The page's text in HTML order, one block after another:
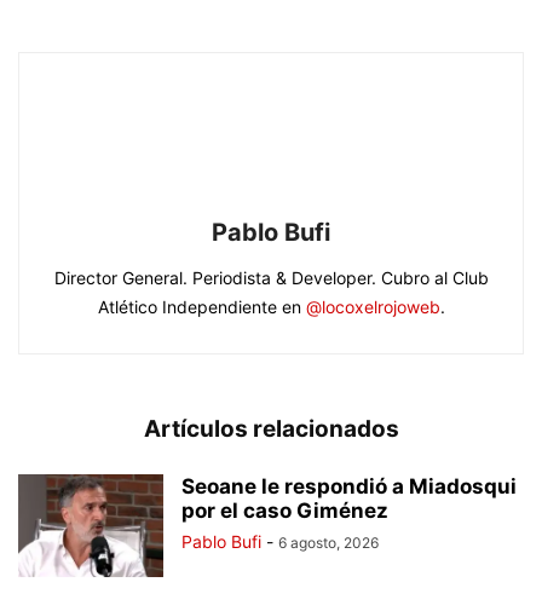
Pablo Bufi
Director General. Periodista & Developer. Cubro al Club
Atlético Independiente en @locoxelrojoweb.
Artículos relacionados
Seoane le respondió a Miadosqui
por el caso Giménez
Pablo Bufi - 6 agosto, 2026